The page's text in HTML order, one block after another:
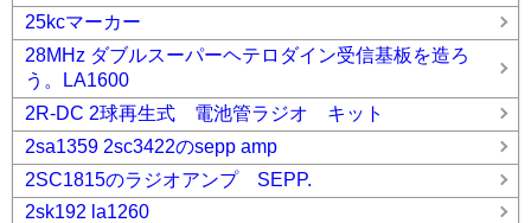
25kcマーカー
28MHz ダブルスーパーヘテロダイン受信基板を造ろ
う。LA1600
2R-DC 2球再生式 電池管ラジオ キット
2sa1359 2sc3422のsepp amp
2SC1815のラジオアンプ SEPP.
2sk192 la1260